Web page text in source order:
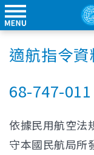
適航指令
68-747-011
依據民用航空法
守本國民航局所